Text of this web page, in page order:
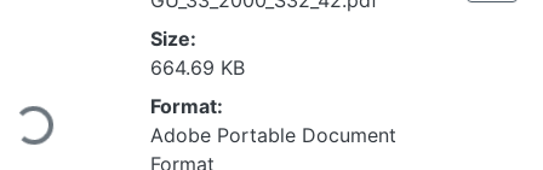
Size:
664.69 KB
Format:
Adobe Portable Document
Format